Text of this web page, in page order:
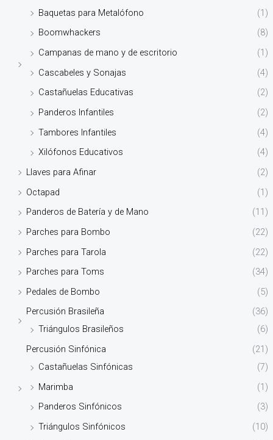
Baquetas para Metalófono
(1)
Boomwhackers
(8)
Campanas de mano y de escritorio
(1)
Cascabeles y Sonajas
(4)
Castañuelas Educativas
(2)
Panderos Infantiles
(2)
Tambores Infantiles
(4)
Xilófonos Educativos
(4)
Llaves para Afinar
(2)
Octapad
(1)
Panderos de Batería y de Mano
(11)
Parches para Bombo
(22)
Parches para Tarola
(22)
Parches para Toms
(34)
Pedales de Bombo
(5)
Percusión Brasileña
(36)
Triángulos Brasileños
(6)
Percusión Sinfónica
(21)
Castañuelas Sinfónicas
(7)
Marimba
(1)
Panderos Sinfónicos
(3)
Triángulos Sinfónicos
(10)